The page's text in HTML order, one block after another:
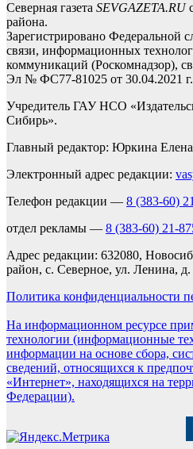
Северная газета SEVGAZETA.RU
района.
Зарегистрировано Федеральной
связи, информационных
коммуникаций (Роскомнадзор),
Эл № ФС77-81025 от 30.04.2021 г.
Учредитель ГАУ НСО
Сибирь».
Главный редактор: Юркина
Электронный адрес редакции:
Телефон редакции — 8 (383-60)
отдел рекламы — 8 (383-60) 21-
Адрес редакции: 632080,
район, с. Северное, ул. Ленина, д.
Политика конфиденциальности
На информационном ресурсе
технологии (информационные
информации на основе сбора,
сведений, относящихся к
«Интернет», находящихся на
Федерации).